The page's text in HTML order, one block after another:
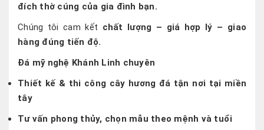
đích thờ cúng của gia đình bạn.
Chúng tôi cam kết chất lượng – giá hợp lý – giao
hàng đúng tiến độ.
Đá mỹ nghệ Khánh Linh chuyên
Thiết kế & thi công cây hương đá tận nơi tại miền
tây
Tư vấn phong thủy, chọn mẫu theo mệnh và tuổi